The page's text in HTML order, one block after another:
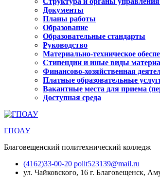
Документы
Планы работы
Образование
Образовательные стандарты
Руководство
Материально-техническое
Стипендии и иные виды
Финансово-хозяйственная
Платные образовательные
Вакантные места для приема
Доступная среда
ГПОАУ
Благовещенский политехнический колледж
(4162)33-00-20 polit523139@mail.ru
ул. Чайковского, 16 г. Благовещенск,